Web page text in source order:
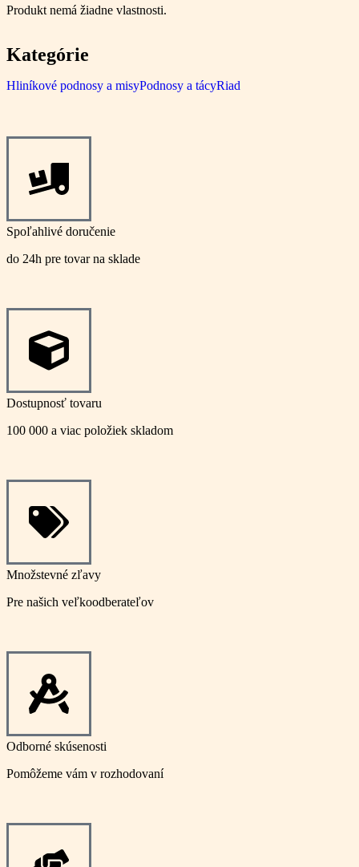
Produkt nemá žiadne vlastnosti.
Kategórie
Hliníkové podnosy a misyPodnosy a tácyRiad
Spoľahlivé doručenie
do 24h pre tovar na sklade
Dostupnosť tovaru
100 000 a viac položiek skladom
Množstevné zľavy
Pre našich veľkoodberateľov
Odborné skúsenosti
Pomôžeme vám v rozhodovaní